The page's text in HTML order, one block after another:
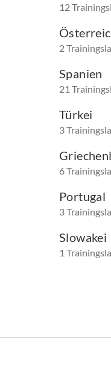
12
2
Spanien
21
Türkei
3
6
Portugal
3
Slowakei
1